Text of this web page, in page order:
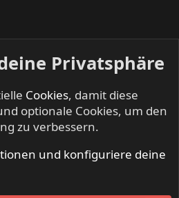
Privatsphäre
Cookies, damit diese
optionale Cookies, um den
zu verbessern.
und konfiguriere deine